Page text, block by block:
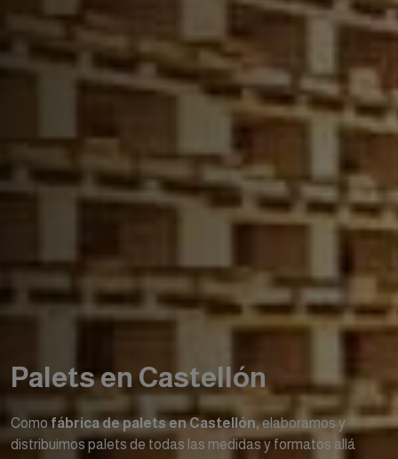
Palets en Castellón
Como fábrica de palets en Castellón,elaboramos y
distribuimos palets de todas las medidas y formatos allá